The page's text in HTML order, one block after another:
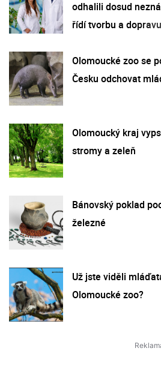
odhalili dosud
řídí tvorbu a
Olomoucké zoo se
Česku odchovat
Olomoucký kraj
stromy a zeleň
Bánovský poklad
železné
Už jste viděli
Olomoucké zoo?